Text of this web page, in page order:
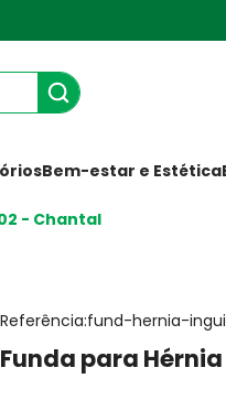
Bem-estar e Estética
- Chantal
Referência:fund-hernia-
Funda para